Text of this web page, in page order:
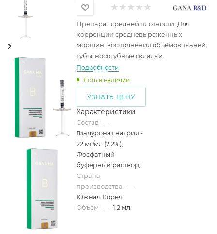
Препарат средней плотности. Для
коррекции средневыраженных
морщин, восполнения объёмов тканей:
губы, носогубные складки.
Подробности
Есть в наличии
УЗНАТЬ ЦЕНУ
Характеристики
Состав —
Гиалуронат натрия -
22 мг/мл (2,2%);
Фосфатный
буферный раствор;
Страна
производства —
Южная Корея
Объем — 1.2 мл